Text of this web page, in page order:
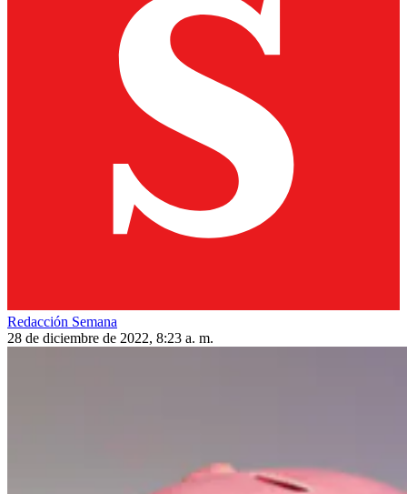
Redacción Semana
28 de diciembre de 2022, 8:23 a. m.